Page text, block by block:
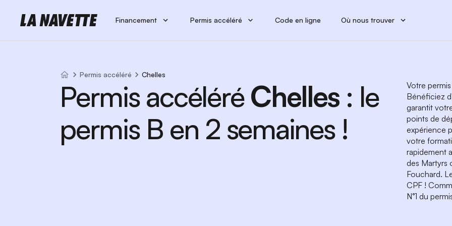
Financement Permis accéléré Code en ligne Où nous trouver
Permis accéléré Chelles
Permis accéléréChelles : le
permis B en 2 semaines !
Votre
Bénéficiez
garantit
points de
expérience
votre
rapidement
des Martyrs
Fouchard.
CPF !
N°1 du